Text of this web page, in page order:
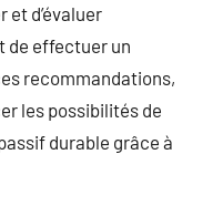
et d’évaluer
de effectuer un
recommandations,
les possibilités de
durable grâce à